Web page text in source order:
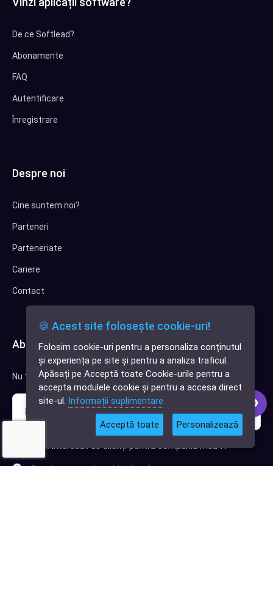
✕
Cauți o aplicație
software?
De ce Softlead?
Abonamente
FAQ
Autentificare
Înregistrare
Despre noi
Cine suntem noi?
Parteneri
Parteneriate
Cariere
Contact
Abonează-te la newsletter
Nu trimitem spam, deci nu îți face griji.
Sunt interesat de clienți pentru compania mea IT
Sunt interesat de achiziții software
🍪 Acest site folosește cookie-uri!
Folosim cookie-uri pentru a personaliza conținutul
și experiența pe site și pentru a analiza traficul.
Apăsați pe Acceptă toate Cookie-urile pentru a
accepta modulele cookie și pentru a accesa direct
site-ul. Informații suplimentare
Acceptă toate Personalizează